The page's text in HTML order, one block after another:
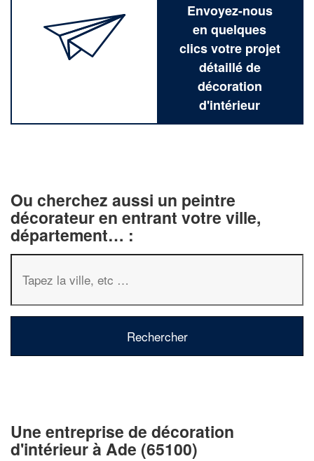
Envoyez-nous
en quelques
clics votre projet
détaillé de
décoration
d'intérieur
Ou cherchez aussi un peintre
décorateur en entrant votre ville,
département… :
Une entreprise de décoration
d'intérieur à Ade (65100)
✕
Vous êtes un
professionnel ?
nouveaux clients!